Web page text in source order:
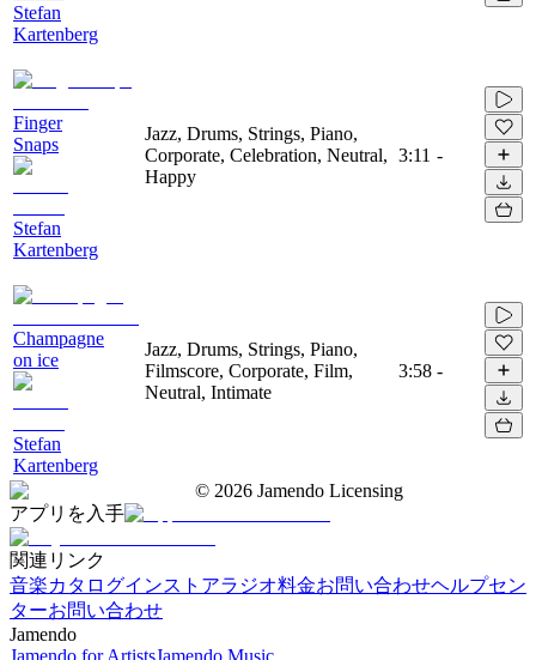
Stefan
Kartenberg
Finger
Snaps
Stefan
Kartenberg
Jazz, Drums, Strings, Piano,
Corporate, Celebration, Neutral,
Happy
3:11 -
Champagne
on ice
Stefan
Kartenberg
Jazz, Drums, Strings, Piano,
Filmscore, Corporate, Film,
Neutral, Intimate
3:58 -
© 2026 Jamendo Licensing
アプリを入手
関連リンク
音楽カタログインストアラジオ料金お問い合わせヘルプセン
ターお問い合わせ
Jamendo
Jamendo for ArtistsJamendo Music